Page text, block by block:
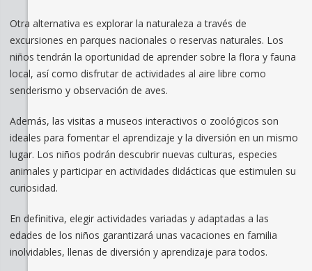
Otra alternativa es explorar la naturaleza a través de
excursiones en parques nacionales o reservas naturales. Los
niños tendrán la oportunidad de aprender sobre la flora y fauna
local, así como disfrutar de actividades al aire libre como
senderismo y observación de aves.
Además, las visitas a museos interactivos o zoológicos son
ideales para fomentar el aprendizaje y la diversión en un mismo
lugar. Los niños podrán descubrir nuevas culturas, especies
animales y participar en actividades didácticas que estimulen su
curiosidad.
En definitiva, elegir actividades variadas y adaptadas a las
edades de los niños garantizará unas vacaciones en familia
inolvidables, llenas de diversión y aprendizaje para todos.